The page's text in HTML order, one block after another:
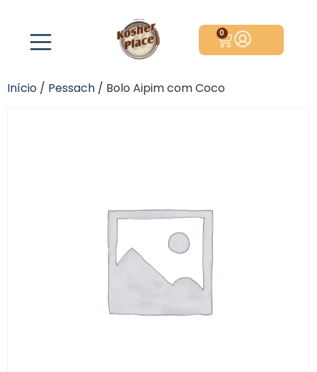
0
Início / Pessach / Bolo Aipim com Coco